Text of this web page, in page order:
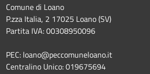
Comune di Loano
P.zza Italia, 2 17025 Loano (SV)
Partita IVA: 00308950096
PEC: loano@peccomuneloano.it
Centralino Unico: 019675694